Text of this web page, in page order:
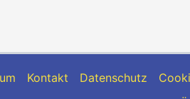
Kontakt Datenschutz